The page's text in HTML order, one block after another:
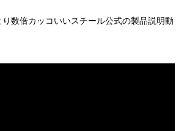
数倍カッコいいスチール公式の製品説明動